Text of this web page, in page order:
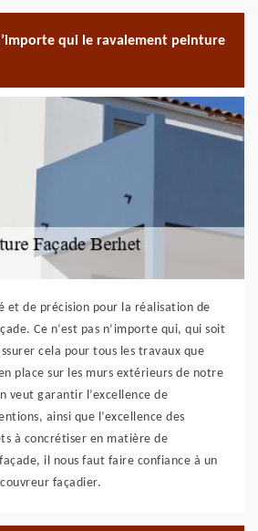
qui le ravalement peinture
et de précision pour la réalisation de
Ce n’est pas n’importe qui, qui soit
cela pour tous les travaux que
place sur les murs extérieurs de notre
veut garantir l’excellence de
ainsi que l’excellence des
à concrétiser en matière de
il nous faut faire confiance à un
façadier.